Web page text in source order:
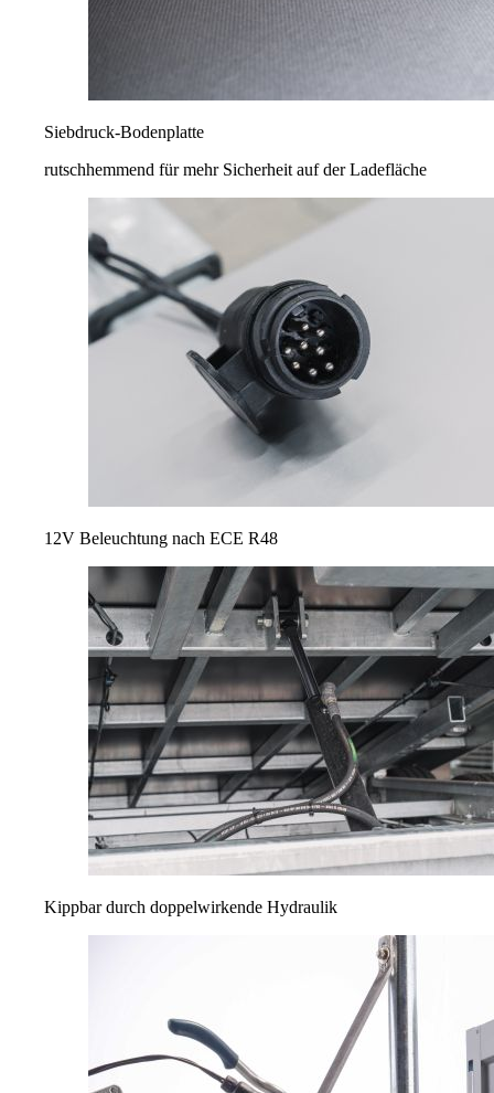
Siebdruck-Bodenplatte
rutschhemmend für mehr Sicherheit auf der Ladefläche
12V Beleuchtung nach ECE R48
Kippbar durch doppelwirkende Hydraulik